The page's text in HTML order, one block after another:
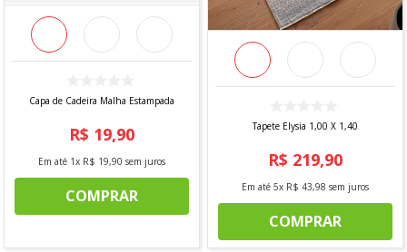
Capa de Cadeira Malha Estampada
R$ 19,90
Em até 1x R$ 19,90 sem juros
COMPRAR
Tapete Elysia 1,00 X 1,40
R$ 219,90
Em até 5x R$ 43,98 sem juros
COMPRAR